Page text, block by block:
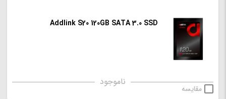
Addlink S20 120GB SATA 3.0 SSD
ناموجود
مقایسه